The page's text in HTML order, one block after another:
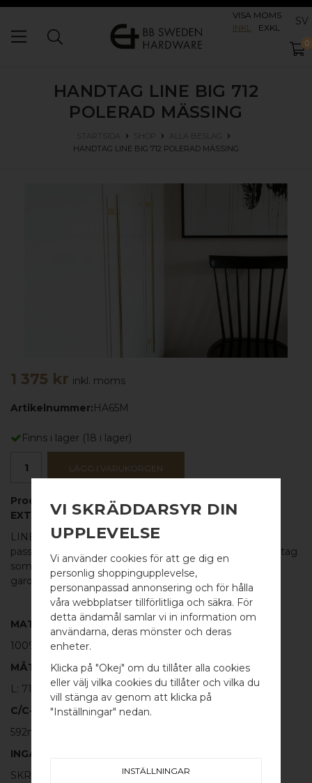
VISA MOMS
INKL
EXKL SV
WELCOME TO
BB SWEDEN HARDWARE
Välj land / Choose country
0
HANDTAG LINE BIG 712
POLERAD MÄSSING
STARTSIDA SHOP
ALLA BESLAG
HANDTAG LINE BIG 712 POLERAD MÄSSING
1 375 kr inkl. moms
Artikelnummer:HA65M
Finns i lager (18 i lager)
LÄGG I VARUKORGEN
Produktbeskrivning:
EXTRA LÅNGT OCH KRAFTIGT HANDTAG
LINE BIG 712 är ett snyggt och maffigt
passar perfekt för den som vill ha ordentliga, coola handtag
som syns. Ett långt fint hantag som passar på en
garderobsdörr eller integrerad kyl och frys.
MATERIAL
100% POLERAD MÄSSING
MÅTT
L: 712MM H: 40MM TJ: 12MM
C/C-MÅTT
592mm
INGÅR
SKRUV FÖR LUCKA: M4 X 25MM - 2 ST
VI SKRÄDDARSYR DIN
UPPLEVELSE
Vi använder cookies för att ge dig en
personlig shoppingupplevelse,
personanpassad annonsering och för hålla
våra webbplatser tillförlitliga och säkra. För
detta ändamål samlar vi in information om
användarna, deras mönster och deras
enheter.
Klicka på "Okej" om du tillåter alla cookies
eller välj vilka cookies du tillåter och vilka du
vill stänga av genom att klicka på
"Inställningar" nedan.
INSTÄLLNINGAR